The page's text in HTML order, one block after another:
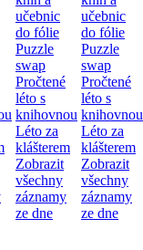
učebnic
do fólie
Puzzle
swap
Pročtené
léto s
knihovnou
Léto za
klášterem
Zobrazit
všechny
záznamy
ze dne
učebnic
do fólie
Puzzle
swap
Pročtené
léto s
knihovnou
Léto za
klášterem
Zobrazit
všechny
záznamy
ze dne